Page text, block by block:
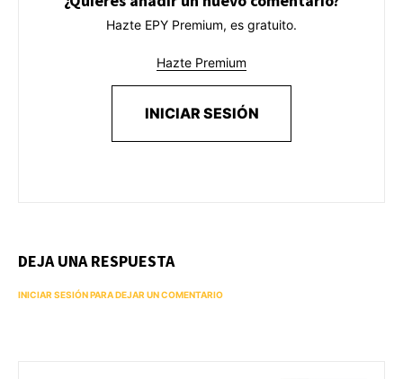
Hazte EPY Premium, es gratuito.
Hazte Premium
INICIAR SESIÓN
DEJA UNA RESPUESTA
INICIAR SESIÓN PARA DEJAR UN COMENTARIO